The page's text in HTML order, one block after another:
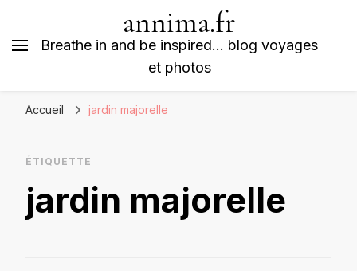
annima.fr
Breathe in and be inspired… blog voyages
et photos
Accueil jardin majorelle
ÉTIQUETTE
jardin majorelle